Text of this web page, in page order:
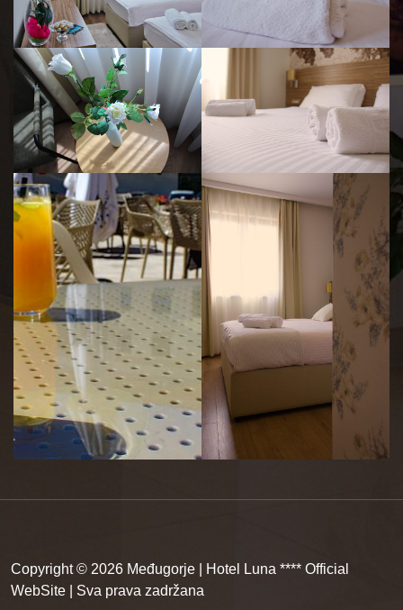
Copyright © 2026 Međugorje | Hotel Luna **** Official
WebSite | Sva prava zadržana